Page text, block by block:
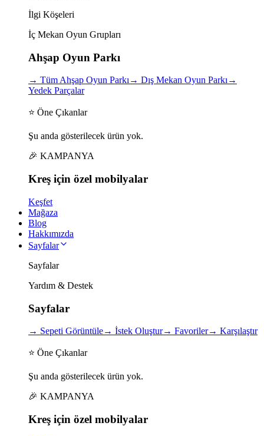
İlgi Köşeleri
İç Mekan Oyun Grupları
Ahşap Oyun Parkı
→ Tüm Ahşap Oyun Parkı→ Dış Mekan Oyun Parkı→
Yedek Parçalar
⭐ Öne Çıkanlar
Şu anda gösterilecek ürün yok.
🎉 KAMPANYA
Kreş için özel mobilyalar
Keşfet
Mağaza
Blog
Hakkımızda
Sayfalar
Sayfalar
Yardım & Destek
Sayfalar
→ Sepeti Görüntüle→ İstek Oluştur→ Favoriler→ Karşılaştır
⭐ Öne Çıkanlar
Şu anda gösterilecek ürün yok.
🎉 KAMPANYA
Kreş için özel mobilyalar